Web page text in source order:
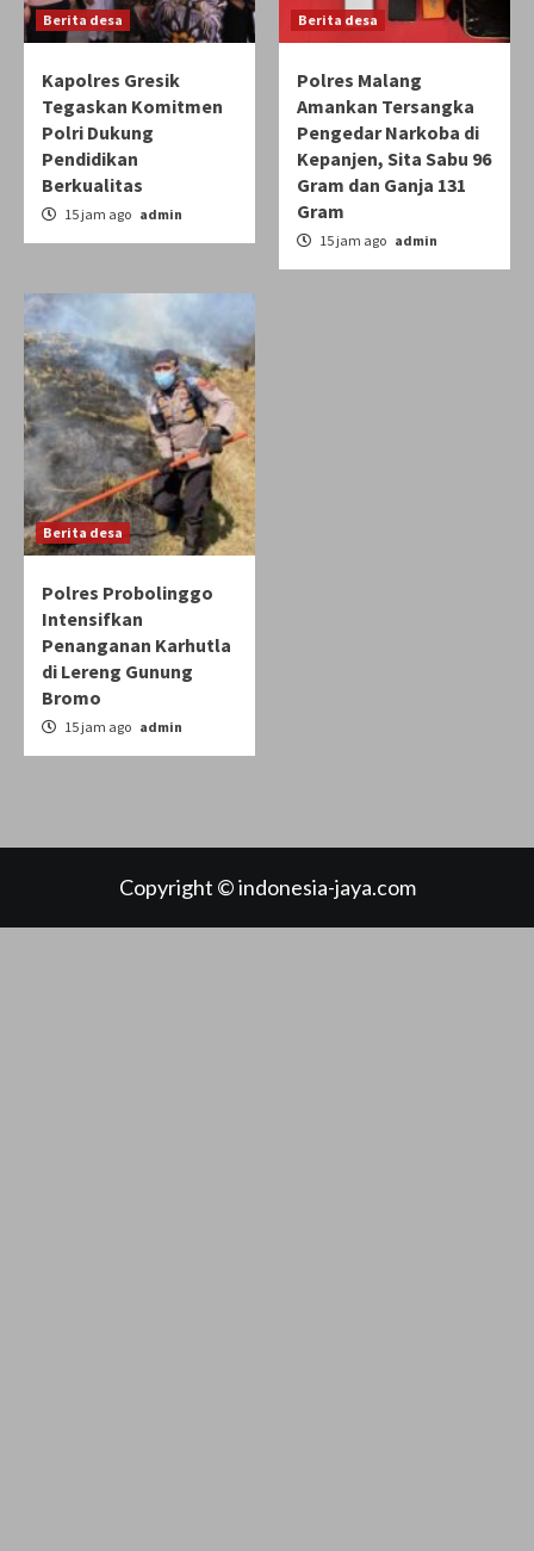
Berita desa
Kapolres Gresik
Tegaskan Komitmen
Polri Dukung
Pendidikan
Berkualitas
15 jam ago admin
Berita desa
Polres Malang
Amankan Tersangka
Pengedar Narkoba di
Kepanjen, Sita Sabu 96
Gram dan Ganja 131
Gram
15 jam ago admin
Berita desa
Polres Probolinggo
Intensifkan
Penanganan Karhutla
di Lereng Gunung
Bromo
15 jam ago admin
Copyright © indonesia-jaya.com